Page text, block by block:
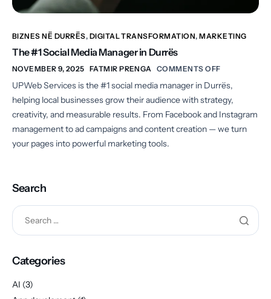
BIZNES NË DURRËS, DIGITAL TRANSFORMATION,MARKETING
The #1 Social Media Manager in Durrës
NOVEMBER 9, 2025 FATMIR PRENGA COMMENTS OFF
UPWeb Services is the #1 social media manager in Durrës,
helping local businesses grow their audience with strategy,
creativity, and measurable results. From Facebook and Instagram
management to ad campaigns and content creation — we turn
your pages into powerful marketing tools.
Search
Categories
AI (3)